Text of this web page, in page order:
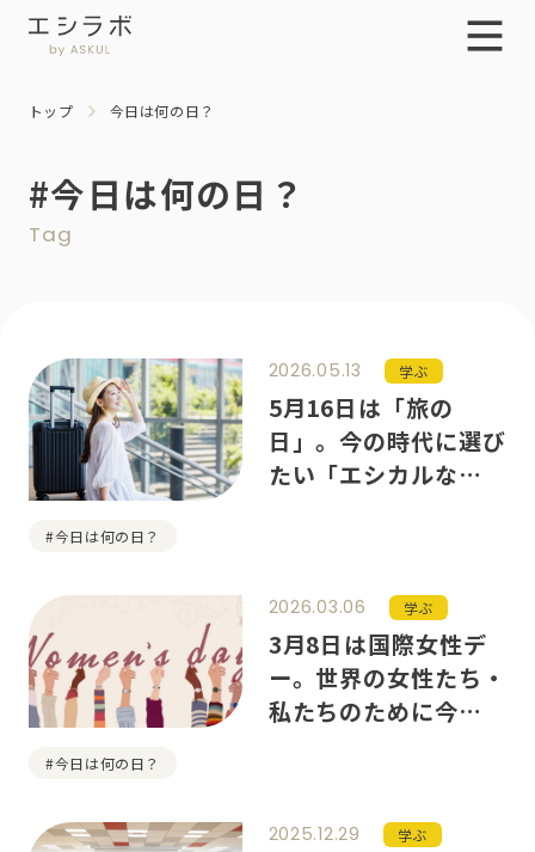
トップ 今日は何の日？
#今日は何の日？
Tag
2026.05.13 学ぶ
5月16日は「旅の
日」。今の時代に選び
たい「エシカルな旅」
#今日は何の日？
2026.03.06 学ぶ
3月8日は国際女性デ
ー。世界の女性たち・
私たちのために今日か
#今日は何の日？
2025.12.29 学ぶ